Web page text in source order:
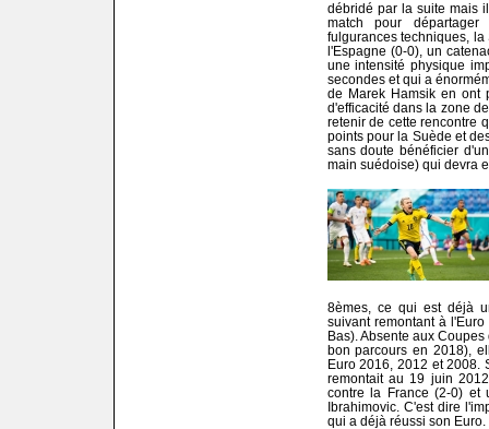
débridé par la suite mais
match pour
fulgurances techniques,
l'Espagne (0-0), un
une intensité physique
secondes et qui a
de Marek Hamsik en ont
d'efficacité dans la zone
retenir de cette rencontre
points pour la Suède et
sans doute bénéficier
main suédoise) qui devra
8èmes, ce qui est déjà
suivant remontant à
Bas). Absente aux
bon parcours en 2018),
Euro 2016, 2012 et 2008.
remontait au 19 juin
contre la France (2-0) et
Ibrahimovic. C'est dire
qui a déjà réussi son Euro.